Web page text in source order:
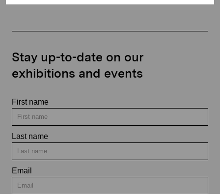
Stay up-to-date on our
exhibitions and events
First name
Last name
Email